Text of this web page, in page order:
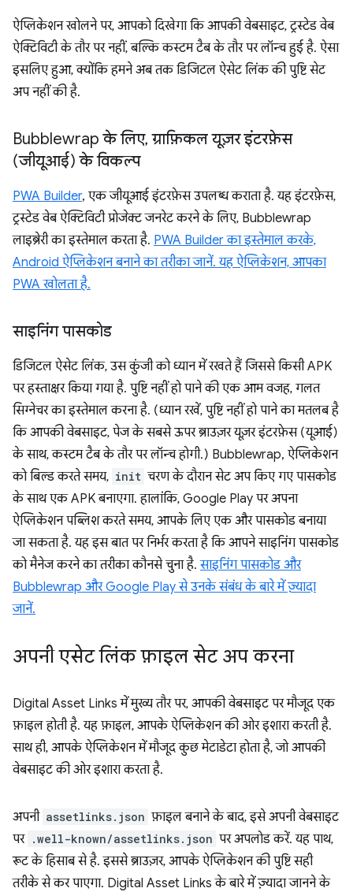
ऐप्लिकेशन खोलने पर, आपको दिखेगा कि आपकी वेबसाइट, ट्रस्टेड वेब
ऐक्टिविटी के तौर पर नहीं, बल्कि कस्टम टैब के तौर पर लॉन्च हुई है. ऐसा
इसलिए हुआ, क्योंकि हमने अब तक डिजिटल ऐसेट लिंक की पुष्टि सेट
अप नहीं की है.
Bubblewrap के लिए, ग्राफ़िकल यूज़र इंटरफ़ेस
(जीयूआई) के विकल्प
PWA Builder, एक जीयूआई इंटरफ़ेस उपलब्ध कराता है. यह इंटरफ़ेस,
ट्रस्टेड वेब ऐक्टिविटी प्रोजेक्ट जनरेट करने के लिए, Bubblewrap
लाइब्रेरी का इस्तेमाल करता है. PWA Builder का इस्तेमाल करके,
Android ऐप्लिकेशन बनाने का तरीका जानें. यह ऐप्लिकेशन, आपका
PWA खोलता है.
साइनिंग पासकोड
डिजिटल ऐसेट लिंक, उस कुंजी को ध्यान में रखते हैं जिससे किसी APK
पर हस्ताक्षर किया गया है. पुष्टि नहीं हो पाने की एक आम वजह, गलत
सिग्नेचर का इस्तेमाल करना है. (ध्यान रखें, पुष्टि नहीं हो पाने का मतलब है
कि आपकी वेबसाइट, पेज के सबसे ऊपर ब्राउज़र यूज़र इंटरफ़ेस (यूआई)
के साथ, कस्टम टैब के तौर पर लॉन्च होगी.) Bubblewrap, ऐप्लिकेशन
को बिल्ड करते समय, init चरण के दौरान सेट अप किए गए पासकोड
के साथ एक APK बनाएगा. हालांकि, Google Play पर अपना
ऐप्लिकेशन पब्लिश करते समय, आपके लिए एक और पासकोड बनाया
जा सकता है. यह इस बात पर निर्भर करता है कि आपने साइनिंग पासकोड
को मैनेज करने का तरीका कौनसे चुना है.साइनिंग पासकोड और
Bubblewrap और Google Play से उनके संबंध के बारे में ज़्यादा
जानें.
अपनी एसेट लिंक फ़ाइल सेट अप करना
Digital Asset Links में मुख्य तौर पर, आपकी वेबसाइट पर मौजूद एक
फ़ाइल होती है. यह फ़ाइल, आपके ऐप्लिकेशन की ओर इशारा करती है.
साथ ही, आपके ऐप्लिकेशन में मौजूद कुछ मेटाडेटा होता है, जो आपकी
वेबसाइट की ओर इशारा करता है.
अपनी assetlinks.json फ़ाइल बनाने के बाद, इसे अपनी वेबसाइट
पर .well-known/assetlinks.json पर अपलोड करें. यह पाथ,
रूट के हिसाब से है. इससे ब्राउज़र, आपके ऐप्लिकेशन की पुष्टि सही
तरीके से कर पाएगा. Digital Asset Links के बारे में ज़्यादा जानने के